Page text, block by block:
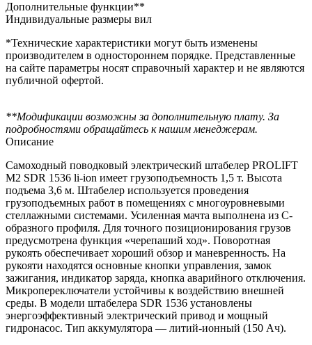
Дополнительные функции**
Индивидуальные размеры вил
*Технические характеристики могут быть изменены
производителем в одностороннем порядке. Представленные
на сайте параметры носят справочный характер и не являются
публичной офертой.
**Модификации возможны за дополнительную плату. За
подробностями обращайтесь к нашим менеджерам.
Описание
Самоходный поводковый электрический штабелер PROLIFT
M2 SDR 1536 li-ion имеет грузоподъемность 1,5 т. Высота
подъема 3,6 м. Штабелер используется проведения
грузоподъемных работ в помещениях с многоуровневыми
стеллажными системами. Усиленная мачта выполнена из C-
образного профиля. Для точного позиционирования грузов
предусмотрена функция «черепаший ход». Поворотная
рукоять обеспечивает хороший обзор и маневренность. На
рукояти находятся основные кнопки управления, замок
зажигания, индикатор заряда, кнопка аварийного отключения.
Микропереключатели устойчивы к воздействию внешней
среды. В модели штабелера SDR 1536 установлены
энергоэффективный электрический привод и мощный
гидронасос. Тип аккумулятора — литий-ионный (150 Ач).